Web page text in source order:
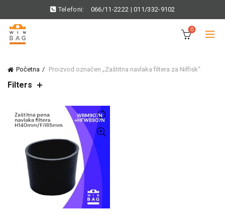
Telefoni: 066/11-2222 |011/332-9102
0
Početna Proizvod označen „Zaštitna navlaka filtera za Nilfisk“
Filters